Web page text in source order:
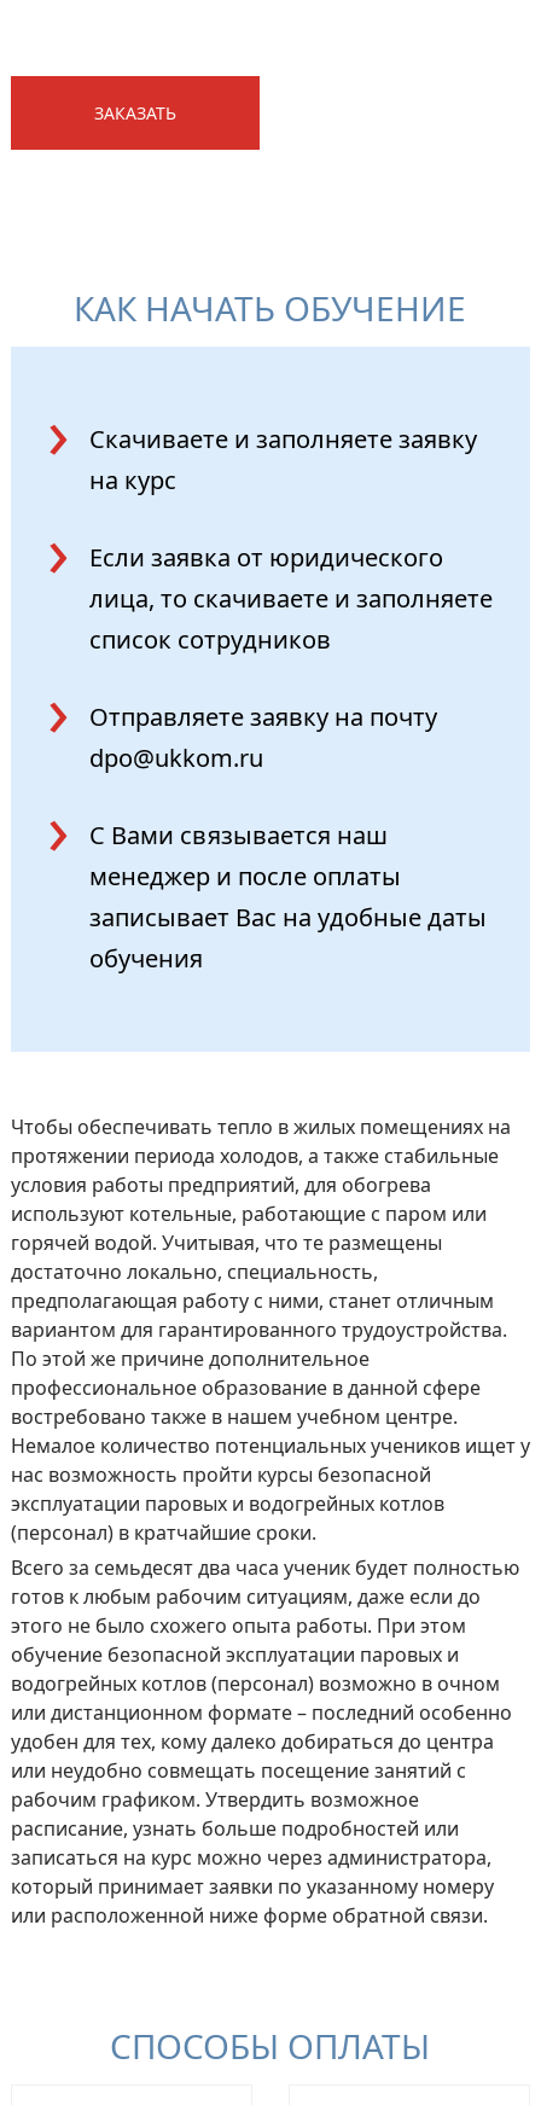
ЗАКАЗАТЬ
КАК НАЧАТЬ ОБУЧЕНИЕ
Скачиваете и заполняетезаявку
на курс
Если заявка от юридического
лица, то скачиваете и заполняете
список сотрудников
Отправляете заявку на почту
dpo@ukkom.ru
С Вами связывается наш
менеджер и после оплаты
записывает Вас на удобные даты
обучения
Чтобы обеспечивать тепло в жилых помещениях на
протяжении периода холодов, а также стабильные
условия работы предприятий, для обогрева
используют котельные, работающие с паром или
горячей водой. Учитывая, что те размещены
достаточно локально, специальность,
предполагающая работу с ними, станет отличным
вариантом для гарантированного трудоустройства.
По этой же причине дополнительное
профессиональное образование в данной сфере
востребовано также в нашем учебном центре.
Немалое количество потенциальных учеников ищет у
нас возможность пройти курсы безопасной
эксплуатации паровых и водогрейных котлов
(персонал) в кратчайшие сроки.
Всего за семьдесят два часа ученик будет полностью
готов к любым рабочим ситуациям, даже если до
этого не было схожего опыта работы. При этом
обучение безопасной эксплуатации паровых и
водогрейных котлов (персонал) возможно в очном
или дистанционном формате – последний особенно
удобен для тех, кому далеко добираться до центра
или неудобно совмещать посещение занятий с
рабочим графиком. Утвердить возможное
расписание, узнать больше подробностей или
записаться на курс можно через администратора,
который принимает заявки по указанному номеру
или расположенной ниже форме обратной связи.
СПОСОБЫ ОПЛАТЫ